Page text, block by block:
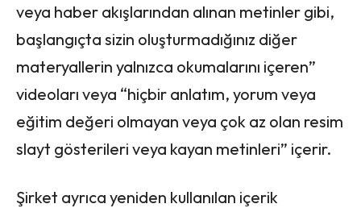
veya haber akışlarından alınan metinler gibi,
başlangıçta sizin oluşturmadığınız diğer
materyallerin yalnızca okumalarını içeren”
videoları veya “hiçbir anlatım, yorum veya
eğitim değeri olmayan veya çok az olan resim
slayt gösterileri veya kayan metinleri” içerir.
Şirket ayrıca yeniden kullanılan içerik